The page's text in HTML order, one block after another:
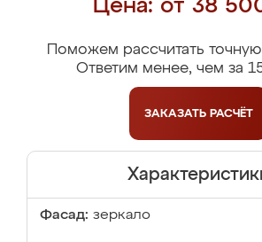
Цена: от 38
Поможем рассчитать
Ответим менее, чем за
ЗАКАЗАТЬ РАСЧЁТ
Фасад: зеркало